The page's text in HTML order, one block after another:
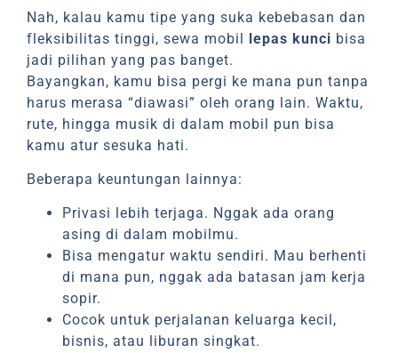
Nah, kalau kamu tipe yang suka kebebasan dan
fleksibilitas tinggi, sewa mobil lepas kunci bisa
jadi pilihan yang pas banget.
Bayangkan, kamu bisa pergi ke mana pun tanpa
harus merasa “diawasi” oleh orang lain. Waktu,
rute, hingga musik di dalam mobil pun bisa
kamu atur sesuka hati.
Beberapa keuntungan lainnya:
Privasi lebih terjaga. Nggak ada orang
asing di dalam mobilmu.
Bisa mengatur waktu sendiri. Mau berhenti
di mana pun, nggak ada batasan jam kerja
sopir.
Cocok untuk perjalanan keluarga kecil,
bisnis, atau liburan singkat.